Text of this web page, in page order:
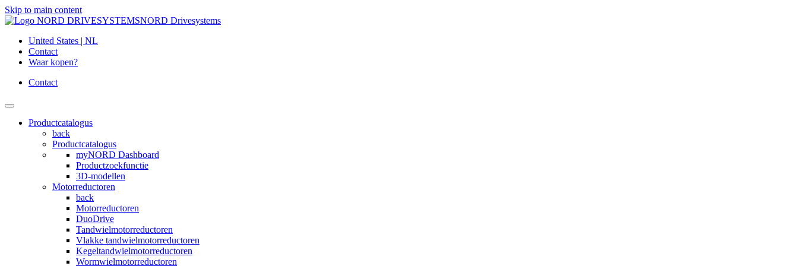
Skip to main content
NORD Drivesystems
United States | NL
Contact
Waar kopen?
Contact
Productcatalogus
back
Productcatalogus
myNORD Dashboard
Productzoekfunctie
3D-modellen
Motorreductoren
back
Motorreductoren
DuoDrive
Tandwielmotorreductoren
Vlakke tandwielmotorreductoren
Kegeltandwielmotorreductoren
Wormwielmotorreductoren